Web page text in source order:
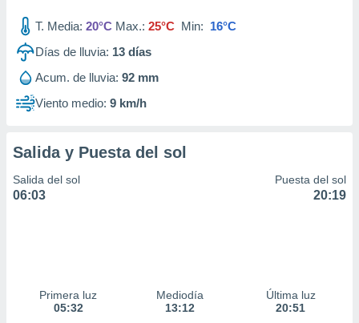
mediante
publicidad
publicidad
de
T. Media: 20°C Max.: 25°C Min: 16°C
Días de lluvia: 13 días
Acum. de lluvia: 92 mm
Viento medio: 9 km/h
Salida y Puesta del sol
Salida del sol
06:03
Puesta del sol
20:19
Primera luz
05:32
Mediodía
13:12
Última luz
20:51